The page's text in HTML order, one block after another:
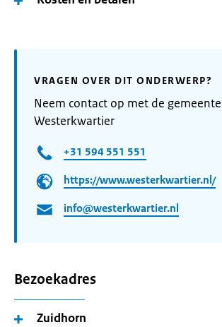
VRAGEN OVER DIT ONDERWERP?
Neem contact op met de gemeente
Westerkwartier
+31 594 551 551
https://www.westerkwartier.nl/
info@westerkwartier.nl
Bezoekadres
Zuidhorn